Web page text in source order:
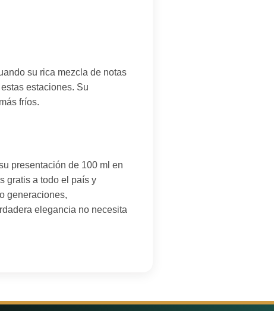
su rica mezcla de notas
estaciones. Su
fríos.
presentación de 100 ml en
gratis a todo el país y
generaciones,
elegancia no necesita